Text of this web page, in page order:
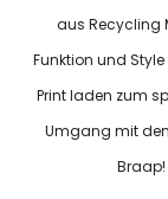
aus Recycling
Funktion und
Print laden zum
Umgang mit
Braap!